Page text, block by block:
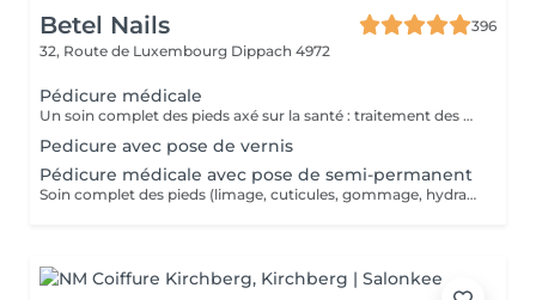
Betel Nails
396
32, Route de Luxembourg Dippach 4972
Pédicure médicale
Un soin complet des pieds axé sur la santé : traitement des callosités, cors, durillons, ongles incarnés ou épaissis. Soulage les douleurs et améliore le confort au quotidien.
Pedicure avec pose de vernis
Pédicure médicale avec pose de semi-permanent
Soin complet des pieds (limage, cuticules, gommage, hydratation), suivi de la pose d'un vernis semi-permanent longue tenue.